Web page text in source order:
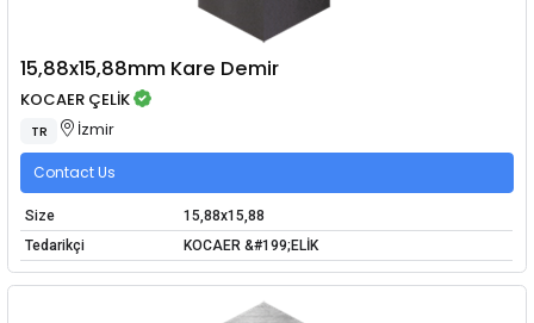
15,88x15,88mm Kare Demir
KOCAER ÇELİK
TR İzmir
Contact Us
Size
15,88x15,88
Tedarikçi
KOCAER &#199;ELİK